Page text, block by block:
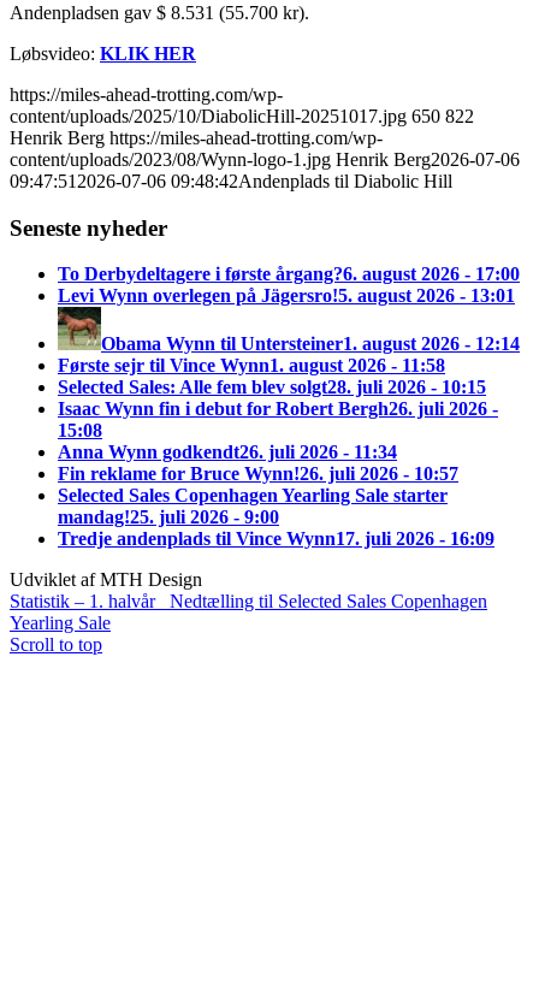
Andenpladsen gav $ 8.531 (55.700 kr).
Løbsvideo: KLIK HER
https://miles-ahead-trotting.com/wp-
content/uploads/2025/10/DiabolicHill-20251017.jpg 650 822
Henrik Berg https://miles-ahead-trotting.com/wp-
content/uploads/2023/08/Wynn-logo-1.jpg Henrik Berg2026-07-06
09:47:51 2026-07-06 09:48:42Andenplads til Diabolic Hill
Seneste nyheder
To Derbydeltagere i første årgang?6. august 2026 - 17:00
Levi Wynn overlegen på Jägersro!5. august 2026 - 13:01
Obama Wynn til Untersteiner1. august 2026 - 12:14
Første sejr til Vince Wynn1. august 2026 - 11:58
Selected Sales: Alle fem blev solgt28. juli 2026 - 10:15
Isaac Wynn fin i debut for Robert Bergh26. juli 2026 -
15:08
Anna Wynn godkendt26. juli 2026 - 11:34
Fin reklame for Bruce Wynn!26. juli 2026 - 10:57
Selected Sales Copenhagen Yearling Sale starter
mandag!25. juli 2026 - 9:00
Tredje andenplads til Vince Wynn17. juli 2026 - 16:09
Udviklet af MTH Design
Statistik – 1. halvår
Nedtælling til Selected Sales Copenhagen
Yearling Sale
Scroll to top